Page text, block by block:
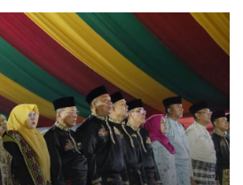
Rakyat Sekretariat Daerah
Kegiatan tersebut diikuti seluruh
kota se-Provinsi Riau sebagai
Bupati Siak Afni Z berjalan
Siak, menunjukkan dukungan
qari, qariah, hafiz, hafizah, serta
berlaga pada ajang MTQ tingkat
MTQ XLIV Provinsi Riau